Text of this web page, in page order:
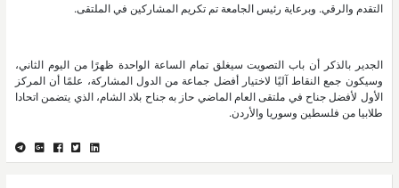
التقدم والرقي. وبرعاية رئيس الجامعة تم تكريم المشاركين في الملتقى.
الجدير بالذكر أن باب التصويت سيغلق تمام الساعة الواحدة ظهرًا من اليوم الثاني،
وسيكون جمع النقاط آليًا لاختيار أفضل جماعة من الدول المشاركة، علمًا أن المركز
الأول لأفضل جناح في ملتقى العام الماضي حاز به جناح بلاد الشام، الذي يتضمن اتحادا
طلابيا من فلسطين وسوريا والأردن.